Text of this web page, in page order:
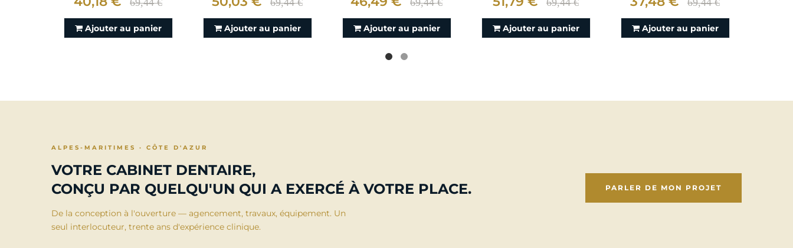
69,44 €
Ajouter au panier
69,44 €
Ajouter au panier
69,44 €
Ajouter au panier
69,44 €
Ajouter au panier
69,44 €
Ajouter au panier
ALPES-MARITIMES · CÔTE D'AZUR
VOTRE CABINET DENTAIRE,
CONÇU PAR QUELQU'UN QUI A EXERCÉ À VOTRE PLACE.
De la conception à l'ouverture — agencement, travaux, équipement. Un
seul interlocuteur, trente ans d'expérience clinique.
PARLER DE MON PROJET